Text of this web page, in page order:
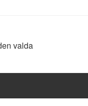
valda